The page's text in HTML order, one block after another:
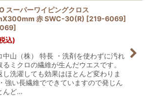
スーパーワイピングクロス
赤 SWC-30(R) [219-6069]
]
込)
中山（株） 特長 ・洗剤を使わずに汚れ
るミクロの繊維が生んだウエスです。
し洗濯しても効果はほとんど変わりま
強い長繊維でできていますので発じん
んど…